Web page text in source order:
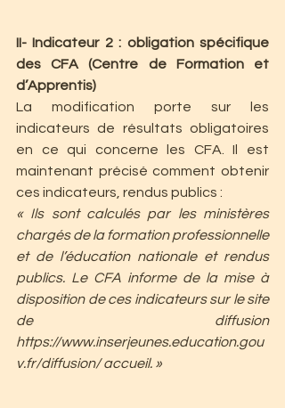
II- Indicateur 2 : obligation spécifique
des CFA (Centre de Formation et
d’Apprentis)
La modification porte sur les
indicateurs de résultats obligatoires
en ce qui concerne les CFA. Il est
maintenant précisé comment obtenir
ces indicateurs, rendus publics :
« Ils sont calculés par les ministères
chargés de la formation professionnelle
et de l’éducation nationale et rendus
publics. Le CFA informe de la mise à
disposition de ces indicateurs sur le site
de diffusion
https://www.inserjeunes.education.gou
v.fr/diffusion/ accueil. »